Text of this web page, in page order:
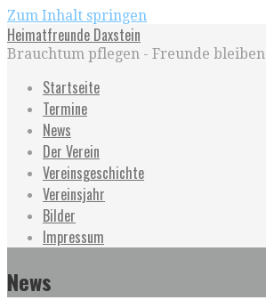
Zum Inhalt springen
Heimatfreunde Daxstein
Brauchtum pflegen - Freunde bleiben
Startseite
Termine
News
Der Verein
Vereinsgeschichte
Vereinsjahr
Bilder
Impressum
News